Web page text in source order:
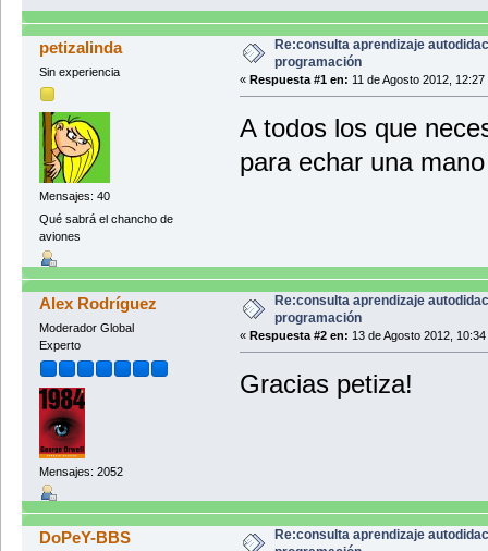
petizalinda
Sin experiencia
Mensajes: 40
Qué sabrá el chancho de
aviones
Re:consulta aprendizaje
programación
« Respuesta #1 en: 11 de Agosto 2012, 12:27
A todos los que
para echar una
Alex Rodríguez
Moderador Global
Experto
Mensajes: 2052
Re:consulta aprendizaje
programación
« Respuesta #2 en: 13 de Agosto 2012, 10:34
Gracias petiza!
DoPeY-BBS
Re:consulta aprendizaje